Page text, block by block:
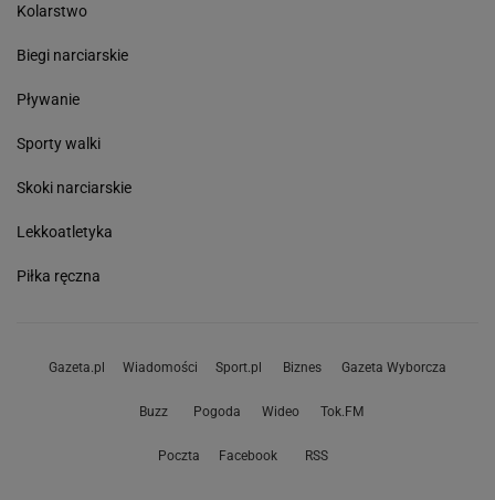
Kolarstwo
Biegi narciarskie
Pływanie
Sporty walki
Skoki narciarskie
Lekkoatletyka
Piłka ręczna
Gazeta.pl Wiadomości Sport.pl Biznes Gazeta Wyborcza
Buzz Pogoda Wideo Tok.FM
Poczta Facebook RSS